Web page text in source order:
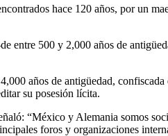
hace 120 años, por un
entre 500 y 2,000 años de
años de antigüedad,
su posesión lícita.
“México y Alemania somos
foros y organizaciones